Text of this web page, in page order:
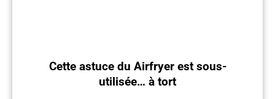
Cette astuce du Airfryer est sous-
utilisée… à tort